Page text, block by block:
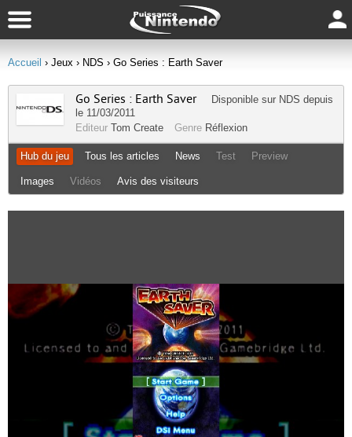
Accueil › Jeux › NDS › Go Series : Earth Saver
Go Series : Earth Saver Disponible sur NDS depuis
le 11/03/2011
Editeur Tom Create Genre Réflexion
Hub du jeu Tous les articles News Test Preview
Images Vidéos Avis des visiteurs